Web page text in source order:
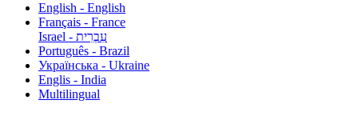
English - English
Français - France
עִבְרִית - Israel
Português - Brazil
Українська - Ukraine
Englis - India
Multilingual